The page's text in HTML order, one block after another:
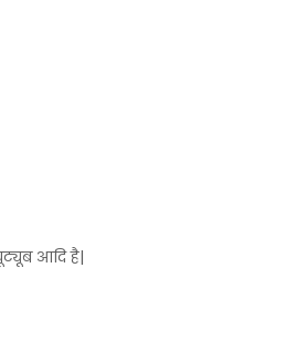
आदि है|